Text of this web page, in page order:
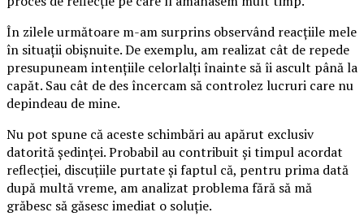
În zilele următoare m-am surprins observând reacțiile mele
în situații obișnuite. De exemplu, am realizat cât de repede
presupuneam intențiile celorlalți înainte să îi ascult până la
capăt. Sau cât de des încercam să controlez lucruri care nu
depindeau de mine.
Nu pot spune că aceste schimbări au apărut exclusiv
datorită ședinței. Probabil au contribuit și timpul acordat
reflecției, discuțiile purtate și faptul că, pentru prima dată
după multă vreme, am analizat problema fără să mă
grăbesc să găsesc imediat o soluție.